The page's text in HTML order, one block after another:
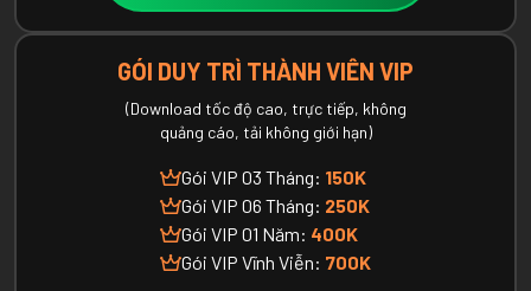
GÓI DUY TRÌ THÀNH VIÊN VIP
(Download tốc độ cao, trực tiếp, không
quảng cáo, tải không giới hạn)
Gói VIP 03 Tháng: 150K
Gói VIP 06 Tháng: 250K
Gói VIP 01 Năm: 400K
Gói VIP Vĩnh Viễn: 700K